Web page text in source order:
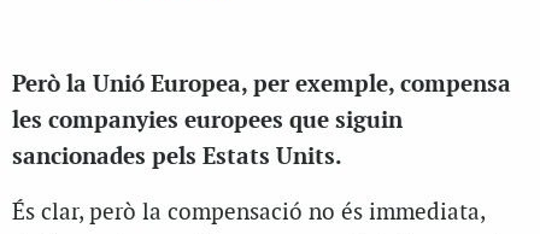
Però la Unió Europea, per exemple, compensa
les companyies europees que siguin
sancionades pels Estats Units.
És clar, però la compensació no és immediata,